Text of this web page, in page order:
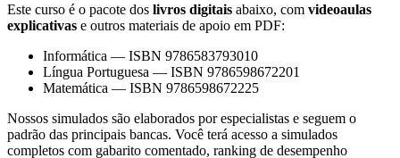
Este curso é o pacote dos livros digitais abaixo, com videoaulas
explicativas e outros materiais de apoio em PDF:
Informática — ISBN 9786583793010
Língua Portuguesa — ISBN 9786598672201
Matemática — ISBN 9786598672225
Nossos simulados são elaborados por especialistas e seguem o
padrão das principais bancas. Você terá acesso a simulados
completos com gabarito comentado, ranking de desempenho